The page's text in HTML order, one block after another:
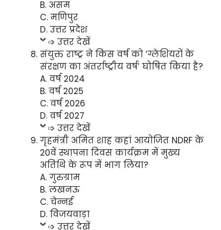
B. असम
C. मणिपुर
D. उत्तर प्रदेश
➩ उत्तर देखें
संयुक्त राष्ट्र ने किस वर्ष को ‘ग्लेशियरों के
संरक्षण का अंतर्राष्ट्रीय वर्ष’ घोषित किया है?
A. वर्ष 2024
B. वर्ष 2025
C. वर्ष 2026
D. वर्ष 2027
➩ उत्तर देखें
गृहमंत्री अमित शाह कहां आयोजित NDRF के
20वें स्थापना दिवस कार्यक्रम में मुख्य
अतिथि के रूप में भाग लिया?
A. गुरुग्राम
B. लखनऊ
C. चेन्नई
D. विजयवाड़ा
➩ उत्तर देखें